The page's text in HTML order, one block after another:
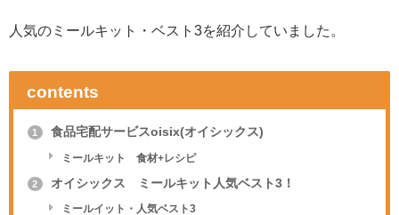
人気のミールキット・ベスト3を紹介していました。
contents
1 食品宅配サービスoisix(オイシックス)
ミールキット 食材+レシピ
2 オイシックス ミールキット人気ベスト3！
ミールイット・人気ベスト3